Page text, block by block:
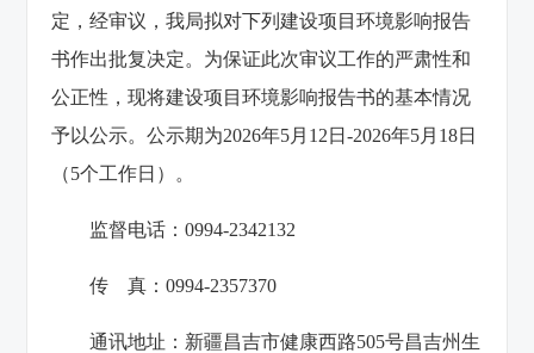
定，经审议，我局拟对下列建设项目环境影响报告
书作出批复决定。为保证此次审议工作的严肃性和
公正性，现将建设项目环境影响报告书的基本情况
予以公示。公示期为2026年5月12日-2026年5月18日
（5个工作日）。
监督电话：0994-2342132
传 真：0994-2357370
通讯地址：新疆昌吉市健康西路505号昌吉州生